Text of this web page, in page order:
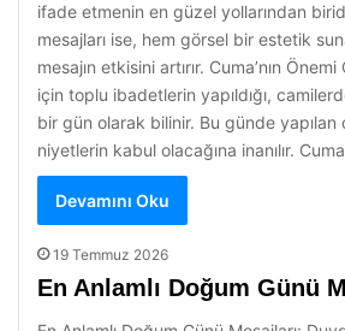
ifade etmenin en güzel yollarından
mesajları ise, hem görsel bir estetik
mesajın etkisini artırır. Cuma’nın
için toplu ibadetlerin yapıldığı,
bir gün olarak bilinir. Bu günde yapılan
niyetlerin kabul olacağına inanılır.
Devamını Oku
19 Temmuz 2026
En Anlamlı Doğum Günü